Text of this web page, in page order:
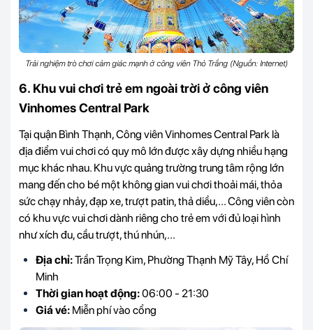
Trải nghiệm trò chơi cảm giác mạnh ở công viên Thỏ Trắng (Nguồn: Internet)
6. Khu vui chơi trẻ em ngoài trời ở công viên
Vinhomes Central Park
Tại quận Bình Thạnh, Công viên Vinhomes Central Park là
địa điểm vui chơi có quy mô lớn được xây dựng nhiều hạng
mục khác nhau. Khu vực quảng trường trung tâm rộng lớn
mang đến cho bé một không gian vui chơi thoải mái, thỏa
sức chạy nhảy, đạp xe, trượt patin, thả diều,... Công viên còn
có khu vực vui chơi dành riêng cho trẻ em với đủ loại hình
như xích đu, cầu trượt, thú nhún,...
Địa chỉ:Trần Trọng Kim, Phường Thạnh Mỹ Tây, Hồ Chí
Minh
Thời gian hoạt động:06:00 - 21:30
Giá vé: Miễn phí vào cổng